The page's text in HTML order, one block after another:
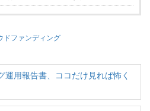
ドファンディング
運用報告書、ココだけ見れば怖く